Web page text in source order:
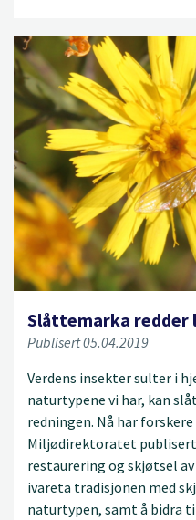
Slåttemarka redder
Publisert 05.04.2019
Verdens insekter sulter i
naturtypene vi har, kan
redningen. Nå har
Miljødirektoratet
restaurering og skjøtsel
ivareta tradisjonen med
naturtypen, samt å bidra